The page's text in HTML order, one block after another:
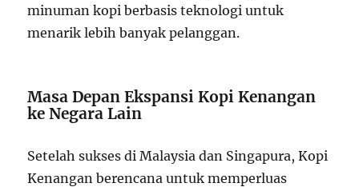
minuman kopi berbasis teknologi untuk
menarik lebih banyak pelanggan.
Masa Depan Ekspansi Kopi Kenangan
ke Negara Lain
Setelah sukses di Malaysia dan Singapura, Kopi
Kenangan berencana untuk memperluas